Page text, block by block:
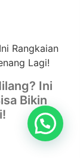
Ini
Bikin